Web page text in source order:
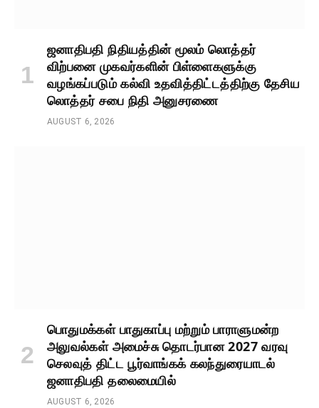
ஜனாதிபதி நிதியத்தின் மூலம் லொத்தர்
விற்பனை முகவர்களின் பிள்ளைகளுக்கு
வழங்கப்படும் கல்வி உதவித்திட்டத்திற்கு தேசிய
லொத்தர் சபை நிதி அனுசரணை
AUGUST 6, 2026
பொதுமக்கள் பாதுகாப்பு மற்றும் பாராளுமன்ற
அலுவல்கள் அமைச்சு தொடர்பான 2027 வரவு
செலவுத் திட்ட பூர்வாங்கக் கலந்துரையாடல்
ஜனாதிபதி தலைமையில்
AUGUST 6, 2026